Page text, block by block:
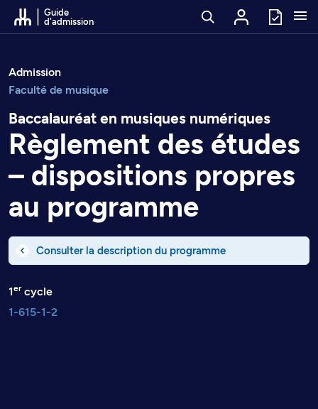
Passer au contenu
Guide
d'admission
Admission
Faculté de musique
Baccalauréat en musiques numériques
Règlement des études
– dispositions propres
au programme
Consulter la description du programme
1ercycle
1-615-1-2